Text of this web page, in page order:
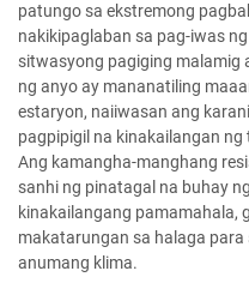
patungo sa ekstremong
nakikipaglaban sa pag-iwas
sitwasyong pagiging malamig
ng anyo ay mananatiling
estaryon, naiiwasan ang
pagpipigil na kinakailangan
Ang kamangha-manghang
sanhi ng pinatagal na buhay
kinakailangang pamamahala,
makatarungan sa halaga
anumang klima.